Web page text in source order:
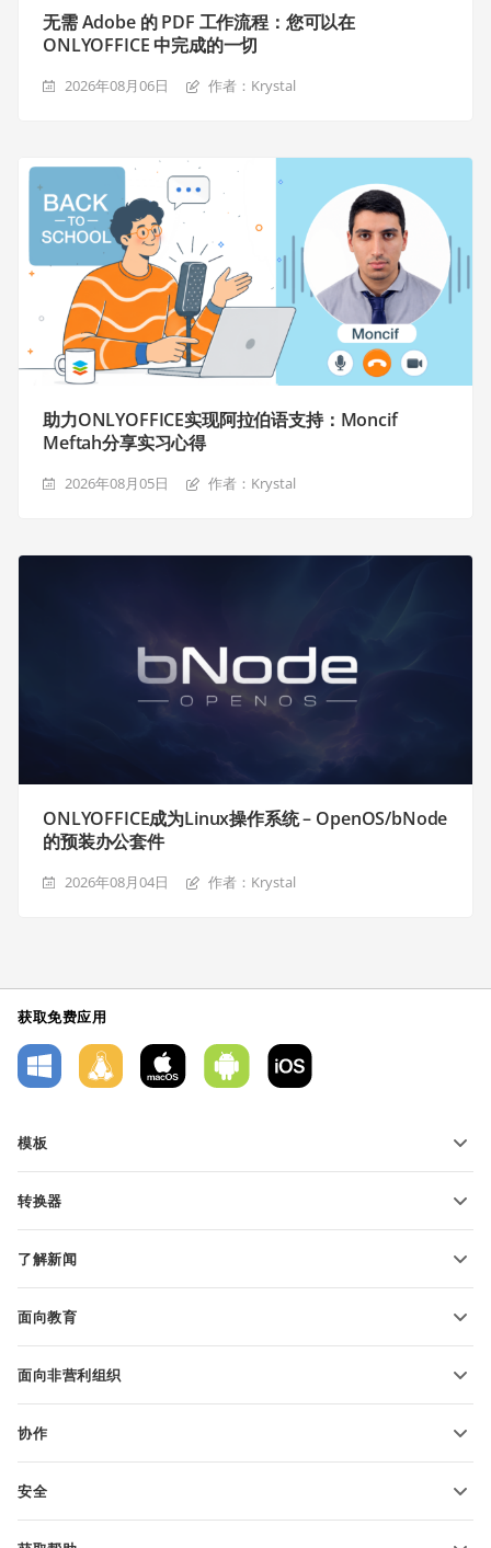
无需 Adobe 的 PDF 工作流程：您可以在
ONLYOFFICE 中完成的一切
2026年08月06日 作者：Krystal
助力ONLYOFFICE实现阿拉伯语支持：Moncif
Meftah分享实习心得
2026年08月05日 作者：Krystal
ONLYOFFICE成为Linux操作系统 – OpenOS/bNode
的预装办公套件
2026年08月04日 作者：Krystal
获取免费应用
模板
文本文档模板
转换器
转换电子表格
了解新闻
面向教育
适用于教育人士
面向非营利组织
申请免费帐户
协作
翻译人员
安全